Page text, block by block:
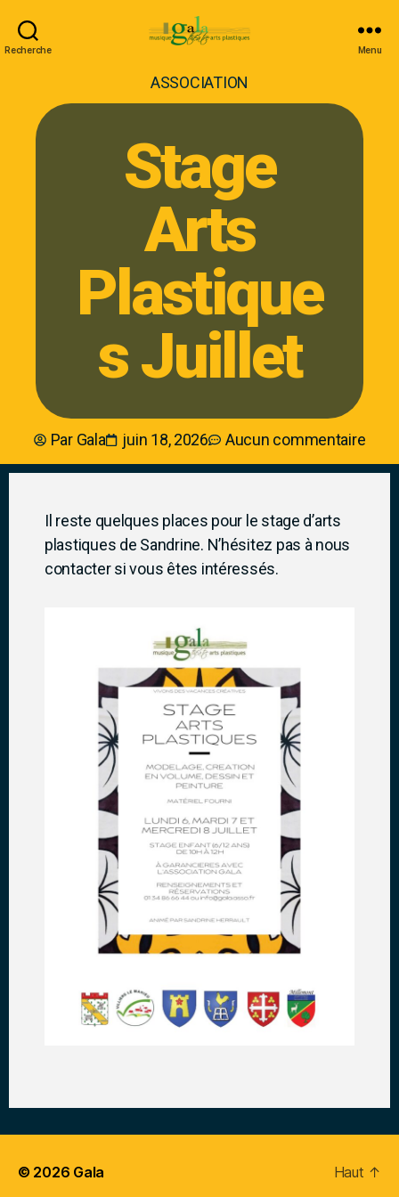
Recherche Menu
ASSOCIATION
Stage
Arts
Plastique
s Juillet
Par Gala juin 18, 2026 Aucun commentaire
Il reste quelques places pour le stage d’arts
plastiques de Sandrine. N’hésitez pas à nous
contacter si vous êtes intéressés.
© 2026 Gala Haut ↑